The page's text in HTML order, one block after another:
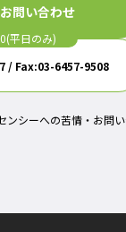
問い合わせ
/ Fax:03-6457-9508
ンシーへの苦情・お問